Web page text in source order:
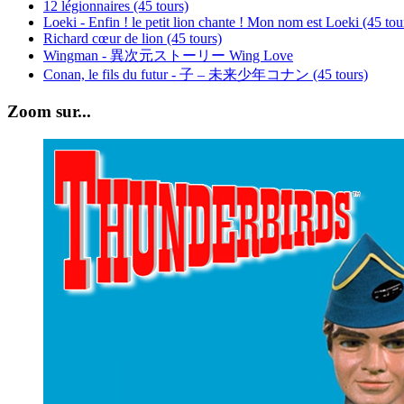
12 légionnaires (45 tours)
Loeki - Enfin ! le petit lion chante ! Mon nom est Loeki (45
Richard cœur de lion (45 tours)
Wingman - 異次元ストーリー Wing Love
Conan, le fils du futur - 子 – 未来少年コナン (45 tours)
Zoom sur...